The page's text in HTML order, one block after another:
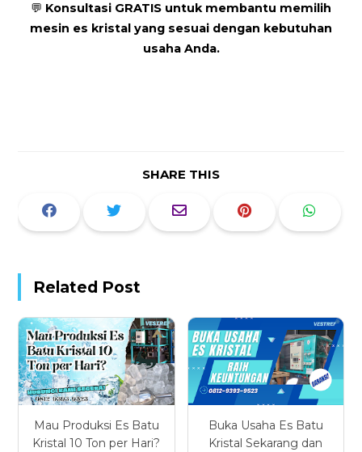
💬 Konsultasi GRATIS untuk membantu memilih
mesin es kristal yang sesuai dengan kebutuhan
usaha Anda.
SHARE THIS
Related Post
Mau Produksi Es Batu
Kristal 10 Ton per Hari?
Buka Usaha Es Batu
Kristal Sekarang dan